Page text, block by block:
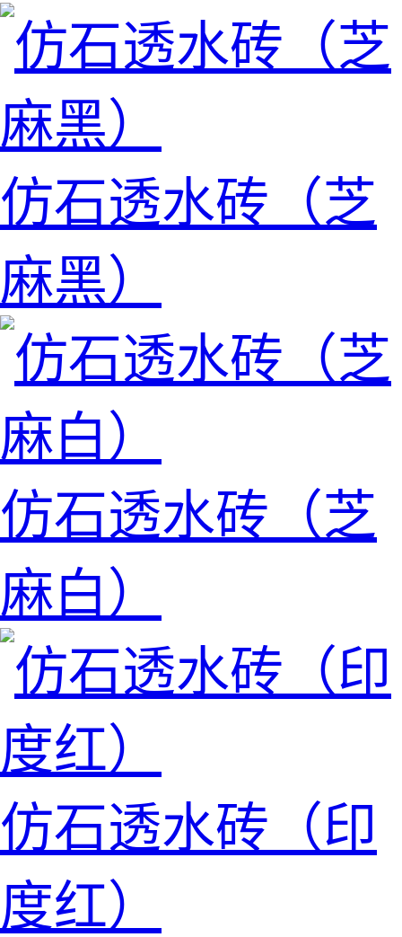
仿石透水砖（芝
麻黑）
仿石透水砖（芝
麻白）
仿石透水砖（印
度红）